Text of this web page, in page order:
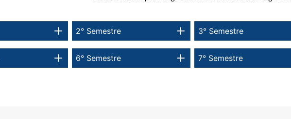
7° Semestre
6° Semestre
3° Semestre
2° Semestre